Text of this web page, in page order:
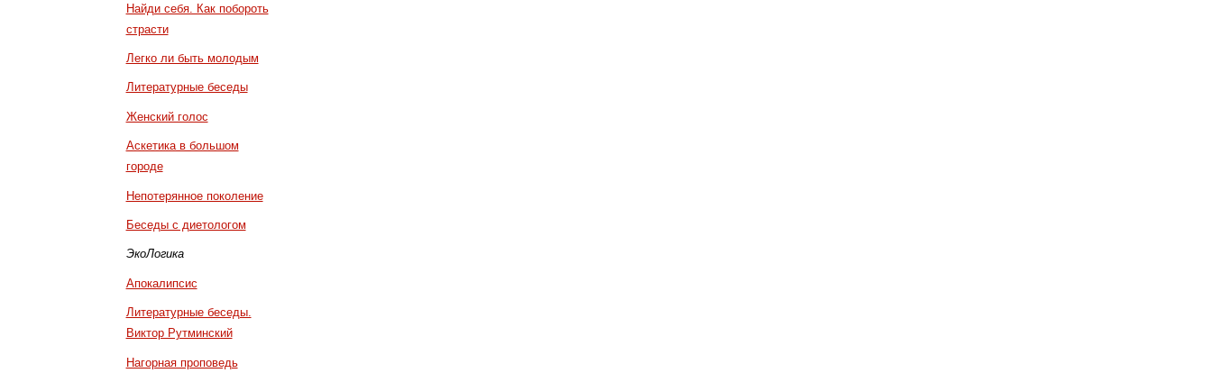
Найди себя. Как побороть
страсти
Легко ли быть молодым
Литературные беседы
Женский голос
Аскетика в большом
городе
Непотерянное поколение
Беседы с диетологом
ЭкоЛогика
Апокалипсис
Литературные беседы.
Виктор Рутминский
Нагорная проповедь